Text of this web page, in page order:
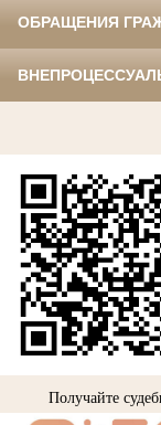
ОБРАЩЕНИЯ
Получайте